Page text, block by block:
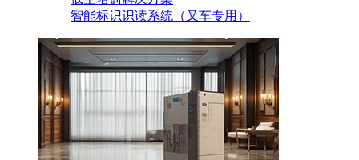
智能标识识读系统（叉车专用）